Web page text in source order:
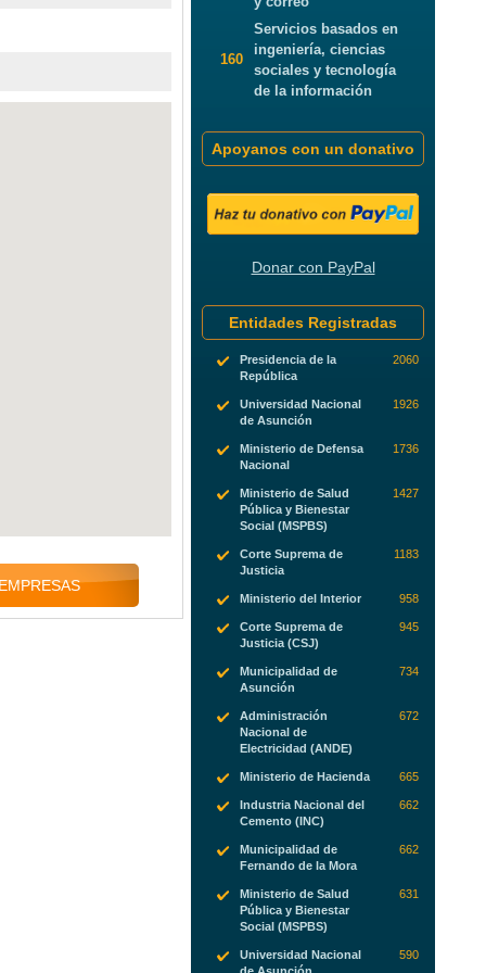
160
Servicios basados en
ingeniería, ciencias
sociales y tecnología
de la información
Apoyanos con un donativo
Donar con PayPal
Entidades Registradas
Presidencia de la
República
2060
Universidad Nacional
de Asunción
1926
Ministerio de Defensa
Nacional
1736
Ministerio de Salud
Pública y Bienestar
Social (MSPBS)
1427
Corte Suprema de
Justicia
1183
Ministerio del Interior 958
Corte Suprema de
Justicia (CSJ)
945
Municipalidad de
Asunción
734
Administración
Nacional de
Electricidad (ANDE)
672
Ministerio de Hacienda 665
Industria Nacional del
Cemento (INC)
662
Municipalidad de
Fernando de la Mora
662
Ministerio de Salud
Pública y Bienestar
Social (MSPBS)
631
Universidad Nacional
590